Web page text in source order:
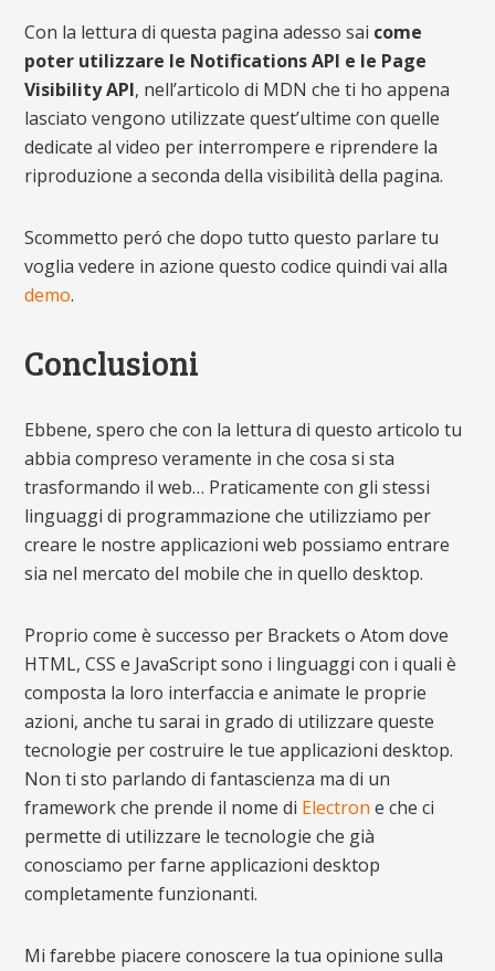
Con la lettura di questa pagina adesso sai come
poter utilizzare le Notifications API e le Page
Visibility API, nell’articolo di MDN che ti ho appena
lasciato vengono utilizzate quest’ultime con quelle
dedicate al video per interrompere e riprendere la
riproduzione a seconda della visibilità della pagina.
Scommetto peró che dopo tutto questo parlare tu
voglia vedere in azione questo codice quindi vai alla
demo.
Conclusioni
Ebbene, spero che con la lettura di questo articolo tu
abbia compreso veramente in che cosa si sta
trasformando il web… Praticamente con gli stessi
linguaggi di programmazione che utilizziamo per
creare le nostre applicazioni web possiamo entrare
sia nel mercato del mobile che in quello desktop.
Proprio come è successo per Brackets o Atom dove
HTML, CSS e JavaScript sono i linguaggi con i quali è
composta la loro interfaccia e animate le proprie
azioni, anche tu sarai in grado di utilizzare queste
tecnologie per costruire le tue applicazioni desktop.
Non ti sto parlando di fantascienza ma di un
framework che prende il nome di Electron e che ci
permette di utilizzare le tecnologie che già
conosciamo per farne applicazioni desktop
completamente funzionanti.
Mi farebbe piacere conoscere la tua opinione sulla